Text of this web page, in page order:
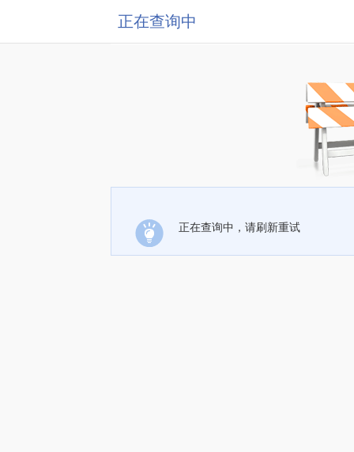
正在查询中
正在查询中，请刷新重试